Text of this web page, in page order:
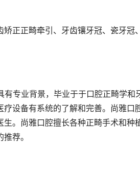
正正畸牵引、牙齿镶牙冠、瓷牙冠
专业背景，毕业于于口腔正畸学和
设备有系统的了解和完善。尚雅口
。尚雅口腔擅长各种正畸手术和种
荐。